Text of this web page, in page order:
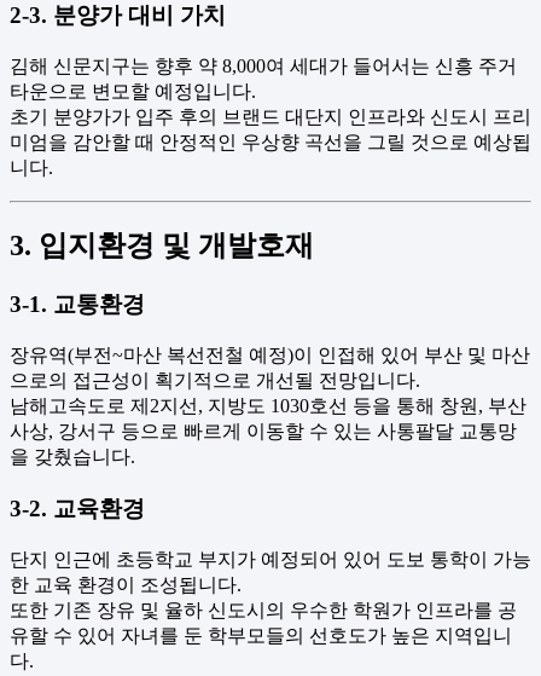
2-3. 분양가 대비 가치
김해 신문지구는 향후 약 8,000여 세대가 들어서는 신흥 주거
타운으로 변모할 예정입니다.
초기 분양가가 입주 후의 브랜드 대단지 인프라와 신도시 프리
미엄을 감안할 때 안정적인 우상향 곡선을 그릴 것으로 예상됩
니다.
3. 입지환경 및 개발호재
3-1. 교통환경
장유역(부전~마산 복선전철 예정)이 인접해 있어 부산 및 마산
으로의 접근성이 획기적으로 개선될 전망입니다.
남해고속도로 제2지선, 지방도 1030호선 등을 통해 창원, 부산
사상, 강서구 등으로 빠르게 이동할 수 있는 사통팔달 교통망
을 갖췄습니다.
3-2. 교육환경
단지 인근에 초등학교 부지가 예정되어 있어 도보 통학이 가능
한 교육 환경이 조성됩니다.
또한 기존 장유 및 율하 신도시의 우수한 학원가 인프라를 공
유할 수 있어 자녀를 둔 학부모들의 선호도가 높은 지역입니
다.